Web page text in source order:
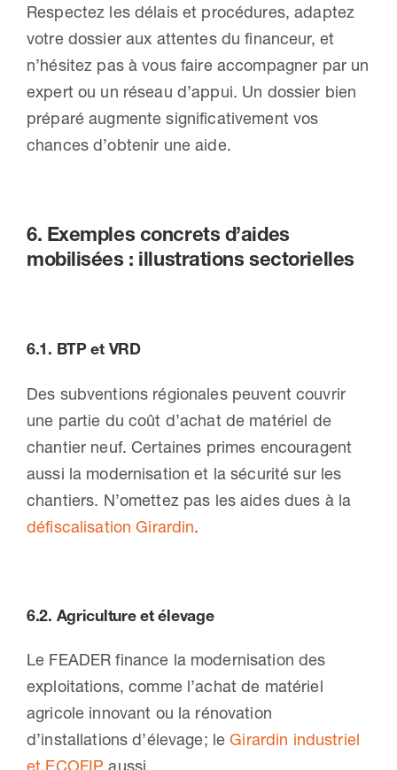
Respectez les délais et procédures, adaptez
votre dossier aux attentes du financeur, et
n’hésitez pas à vous faire accompagner par un
expert ou un réseau d’appui. Un dossier bien
préparé augmente significativement vos
chances d’obtenir une aide.
6. Exemples concrets d’aides
mobilisées : illustrations sectorielles
6.1. BTP et VRD
Des subventions régionales peuvent couvrir
une partie du coût d’achat de matériel de
chantier neuf. Certaines primes encouragent
aussi la modernisation et la sécurité sur les
chantiers. N’omettez pas les aides dues à la
défiscalisation Girardin.
6.2. Agriculture et élevage
Le FEADER finance la modernisation des
exploitations, comme l’achat de matériel
agricole innovant ou la rénovation
d’installations d’élevage; leGirardin industriel